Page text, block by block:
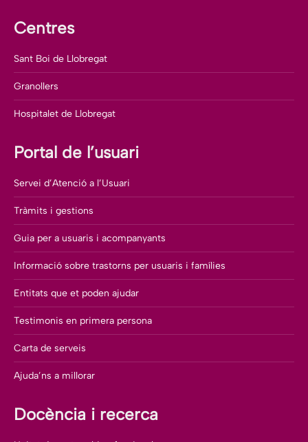
Centres
Sant Boi de Llobregat
Granollers
Hospitalet de Llobregat
Portal de l’usuari
Servei d’Atenció a l’Usuari
Tràmits i gestions
Guia per a usuaris i acompanyants
Informació sobre trastorns per usuaris i famílies
Entitats que et poden ajudar
Testimonis en primera persona
Carta de serveis
Ajuda’ns a millorar
Docència i recerca